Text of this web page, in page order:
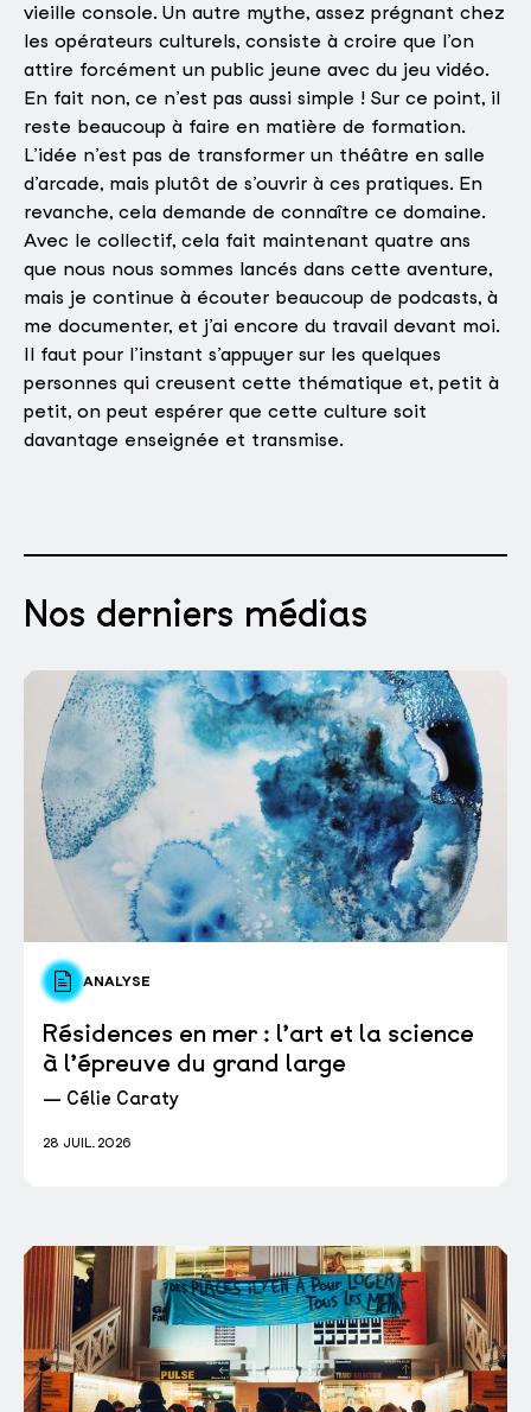
vieille console. Un autre mythe, assez prégnant chez
les opérateurs culturels, consiste à croire que l’on
attire forcément un public jeune avec du jeu vidéo.
En fait non, ce n’est pas aussi simple ! Sur ce point, il
reste beaucoup à faire en matière de formation.
L’idée n’est pas de transformer un théâtre en salle
d’arcade, mais plutôt de s’ouvrir à ces pratiques. En
revanche, cela demande de connaître ce domaine.
Avec le collectif, cela fait maintenant quatre ans
que nous nous sommes lancés dans cette aventure,
mais je continue à écouter beaucoup de podcasts, à
me documenter, et j’ai encore du travail devant moi.
Il faut pour l’instant s’appuyer sur les quelques
personnes qui creusent cette thématique et, petit à
petit, on peut espérer que cette culture soit
davantage enseignée et transmise.
Nos derniers médias
ANALYSE
Résidences en mer : l’art et la science
à l’épreuve du grand large
— Célie Caraty
28 JUIL. 2026